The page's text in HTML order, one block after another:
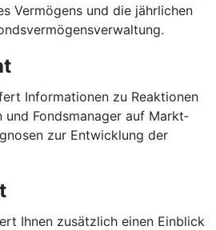
Vermögens und die jährlichen
Informationen zu Reaktionen
und Fondsmanager auf Markt­
zur Entwicklung der
Ihnen zusätzlich einen Einblick